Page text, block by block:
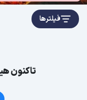
فیلترها
تاکنون